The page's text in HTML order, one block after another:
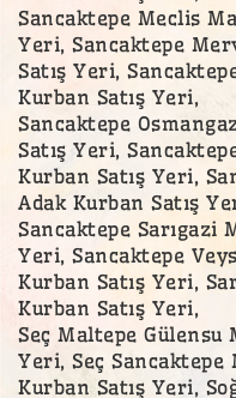
Sancaktepe Meclis
Yeri, Sancaktepe
Satış Yeri,
Kurban Satış Yeri,
Sancaktepe
Satış Yeri,
Kurban Satış Yeri,
Adak Kurban Satış
Sancaktepe Sarıgazi
Yeri, Sancaktepe
Kurban Satış Yeri,
Kurban Satış Yeri,
Seç Maltepe Gülensu
Yeri, Seç
Kurban Satış Yeri,